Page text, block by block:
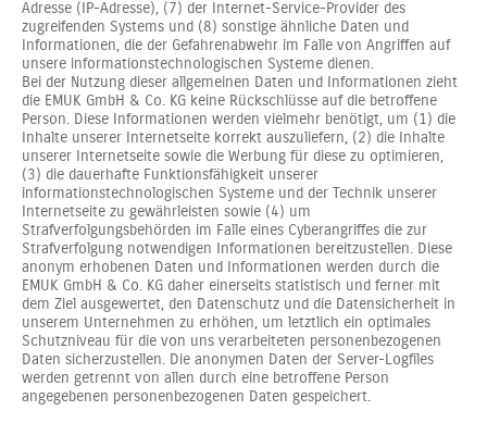
Adresse (IP-Adresse), (7) der Internet-Service-Provider des
zugreifenden Systems und (8) sonstige ähnliche Daten und
Informationen, die der Gefahrenabwehr im Falle von Angriffen auf
unsere informationstechnologischen Systeme dienen.
Bei der Nutzung dieser allgemeinen Daten und Informationen zieht
die EMUK GmbH & Co. KG keine Rückschlüsse auf die betroffene
Person. Diese Informationen werden vielmehr benötigt, um (1) die
Inhalte unserer Internetseite korrekt auszuliefern, (2) die Inhalte
unserer Internetseite sowie die Werbung für diese zu optimieren,
(3) die dauerhafte Funktionsfähigkeit unserer
informationstechnologischen Systeme und der Technik unserer
Internetseite zu gewährleisten sowie (4) um
Strafverfolgungsbehörden im Falle eines Cyberangriffes die zur
Strafverfolgung notwendigen Informationen bereitzustellen. Diese
anonym erhobenen Daten und Informationen werden durch die
EMUK GmbH & Co. KG daher einerseits statistisch und ferner mit
dem Ziel ausgewertet, den Datenschutz und die Datensicherheit in
unserem Unternehmen zu erhöhen, um letztlich ein optimales
Schutzniveau für die von uns verarbeiteten personenbezogenen
Daten sicherzustellen. Die anonymen Daten der Server-Logfiles
werden getrennt von allen durch eine betroffene Person
angegebenen personenbezogenen Daten gespeichert.